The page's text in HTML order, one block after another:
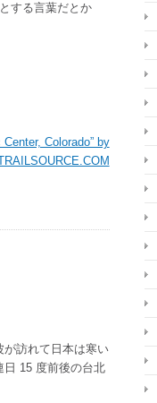
する言葉だとか
Colorado” by
訪れて日本は寒い
日 15 度前後の台北